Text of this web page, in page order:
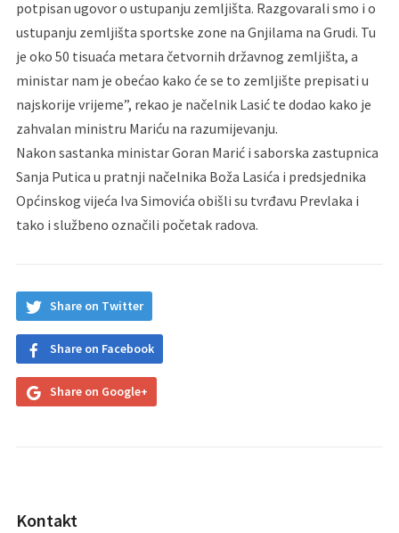
potpisan ugovor o ustupanju zemljišta. Razgovarali smo i o
ustupanju zemljišta sportske zone na Gnjilama na Grudi. Tu
je oko 50 tisuaća metara četvornih državnog zemljišta, a
ministar nam je obećao kako će se to zemljište prepisati u
najskorije vrijeme”, rekao je načelnik Lasić te dodao kako je
zahvalan ministru Mariću na razumijevanju.
Nakon sastanka ministar Goran Marić i saborska zastupnica
Sanja Putica u pratnji načelnika Boža Lasića i predsjednika
Općinskog vijeća Iva Simovića obišli su tvrđavu Prevlaka i
tako i službeno označili početak radova.
Share on Twitter
Share on Facebook
Share on Google+
Kontakt